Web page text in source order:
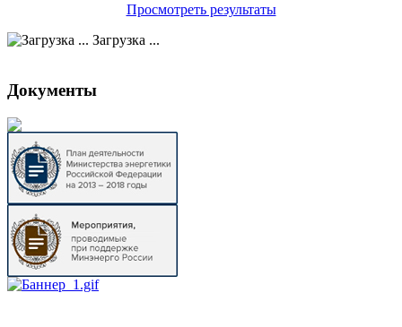
Просмотреть результаты
Загрузка ...
Документы